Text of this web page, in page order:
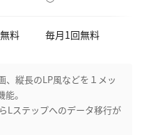
料 毎月1回無料
、縦長のLP風などを１メッ
。
Lステップへのデータ移行が